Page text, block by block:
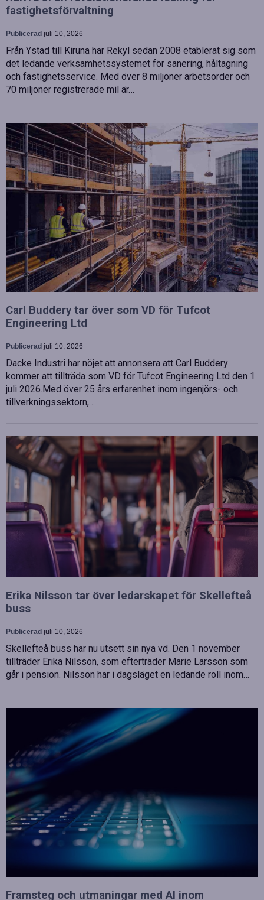
fastighetsförvaltning
Publicerad juli 10, 2026
Från Ystad till Kiruna har Rekyl sedan 2008 etablerat sig som
det ledande verksamhetssystemet för sanering, håltagning
och fastighetsservice. Med över 8 miljoner arbetsorder och
70 miljoner registrerade mil är…
Carl Buddery tar över som VD för Tufcot
Engineering Ltd
Publicerad juli 10, 2026
Dacke Industri har nöjet att annonsera att Carl Buddery
kommer att tillträda som VD för Tufcot Engineering Ltd den 1
juli 2026.Med över 25 års erfarenhet inom ingenjörs- och
tillverkningssektorn,…
Erika Nilsson tar över ledarskapet för Skellefteå
buss
Publicerad juli 10, 2026
Skellefteå buss har nu utsett sin nya vd. Den 1 november
tillträder Erika Nilsson, som efterträder Marie Larsson som
går i pension. Nilsson har i dagsläget en ledande roll inom…
Framsteg och utmaningar med AI inom